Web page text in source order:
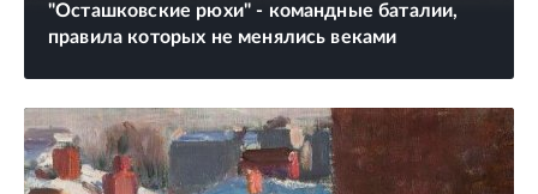
"Осташковские рюхи" - командные баталии,
правила которых не менялись веками